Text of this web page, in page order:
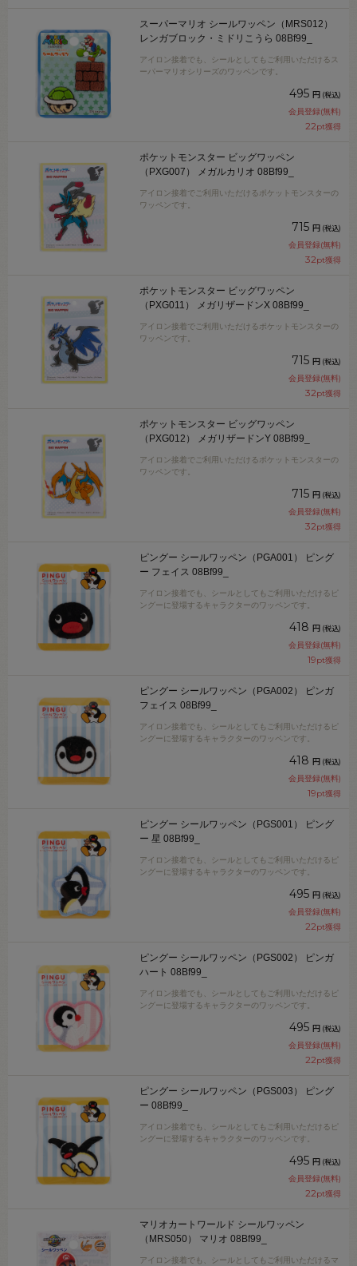
スーパーマリオ シールワッペン（MRS012）
レンガブロック・ミドリこうら 08Bf99_
アイロン接着でも、シールとしてもご利用いただけるス
ーパーマリオシリーズのワッペンです。
495 円 (税込)
会員登録(無料)
22pt獲得
ポケットモンスター ビッグワッペン
（PXG007） メガルカリオ 08Bf99_
アイロン接着でご利用いただけるポケットモンスターの
ワッペンです。
715 円 (税込)
会員登録(無料)
32pt獲得
ポケットモンスター ビッグワッペン
（PXG011） メガリザードンX 08Bf99_
アイロン接着でご利用いただけるポケットモンスターの
ワッペンです。
715 円 (税込)
会員登録(無料)
32pt獲得
ポケットモンスター ビッグワッペン
（PXG012） メガリザードンY 08Bf99_
アイロン接着でご利用いただけるポケットモンスターの
ワッペンです。
715 円 (税込)
会員登録(無料)
32pt獲得
ピングー シールワッペン（PGA001） ピング
ー フェイス 08Bf99_
アイロン接着でも、シールとしてもご利用いただけるピ
ングーに登場するキャラクターのワッペンです。
418 円 (税込)
会員登録(無料)
19pt獲得
ピングー シールワッペン（PGA002） ピンガ
フェイス 08Bf99_
アイロン接着でも、シールとしてもご利用いただけるピ
ングーに登場するキャラクターのワッペンです。
418 円 (税込)
会員登録(無料)
19pt獲得
ピングー シールワッペン（PGS001） ピング
ー 星 08Bf99_
アイロン接着でも、シールとしてもご利用いただけるピ
ングーに登場するキャラクターのワッペンです。
495 円 (税込)
会員登録(無料)
22pt獲得
ピングー シールワッペン（PGS002） ピンガ
ハート 08Bf99_
アイロン接着でも、シールとしてもご利用いただけるピ
ングーに登場するキャラクターのワッペンです。
495 円 (税込)
会員登録(無料)
22pt獲得
ピングー シールワッペン（PGS003） ピング
ー 08Bf99_
アイロン接着でも、シールとしてもご利用いただけるピ
ングーに登場するキャラクターのワッペンです。
495 円 (税込)
会員登録(無料)
22pt獲得
マリオカートワールド シールワッペン
（MRS050） マリオ 08Bf99_
アイロン接着でも、シールとしてもご利用いただけるマ